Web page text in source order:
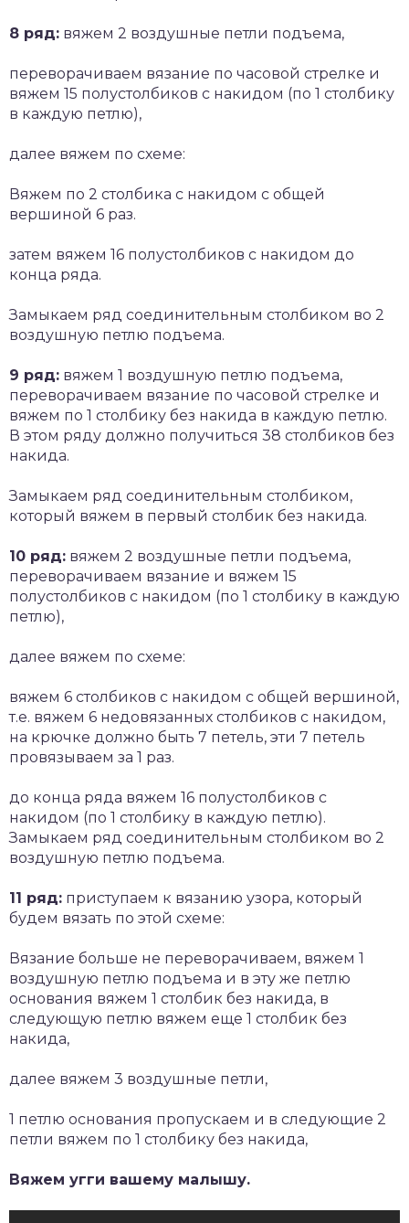
8 ряд: вяжем 2 воздушные петли подъема,
переворачиваем вязание по часовой стрелке и
вяжем 15 полустолбиков с накидом (по 1 столбику
в каждую петлю),
далее вяжем по схеме:
Вяжем по 2 столбика с накидом с общей
вершиной 6 раз.
затем вяжем 16 полустолбиков с накидом до
конца ряда.
Замыкаем ряд соединительным столбиком во 2
воздушную петлю подъема.
9 ряд: вяжем 1 воздушную петлю подъема,
переворачиваем вязание по часовой стрелке и
вяжем по 1 столбику без накида в каждую петлю.
В этом ряду должно получиться 38 столбиков без
накида.
Замыкаем ряд соединительным столбиком,
который вяжем в первый столбик без накида.
10 ряд: вяжем 2 воздушные петли подъема,
переворачиваем вязание и вяжем 15
полустолбиков с накидом (по 1 столбику в каждую
петлю),
далее вяжем по схеме:
вяжем 6 столбиков с накидом с общей вершиной,
т.е. вяжем 6 недовязанных столбиков с накидом,
на крючке должно быть 7 петель, эти 7 петель
провязываем за 1 раз.
до конца ряда вяжем 16 полустолбиков с
накидом (по 1 столбику в каждую петлю).
Замыкаем ряд соединительным столбиком во 2
воздушную петлю подъема.
11 ряд: приступаем к вязанию узора, который
будем вязать по этой схеме:
Вязание больше не переворачиваем, вяжем 1
воздушную петлю подъема и в эту же петлю
основания вяжем 1 столбик без накида, в
следующую петлю вяжем еще 1 столбик без
накида,
далее вяжем 3 воздушные петли,
1 петлю основания пропускаем и в следующие 2
петли вяжем по 1 столбику без накида,
Вяжем угги вашему малышу.